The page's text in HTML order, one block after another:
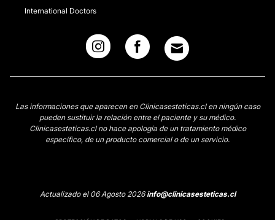
International Doctors
Las informaciones que aparecen en Clinicasesteticas.cl en ningún caso
pueden sustituir la relación entre el paciente y su médico.
Clinicasesteticas.cl no hace apología de un tratamiento médico
específico, de un producto comercial o de un servicio.
Actualizado el 06 Agosto 2026info@clinicasesteticas.cl